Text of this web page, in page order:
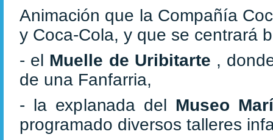
Animación que la Compañía
y Coca-Cola, y que se centrará
- el Muelle de Uribitarte ,
de una Fanfarria,
- la explanada del Museo
programado diversos talleres